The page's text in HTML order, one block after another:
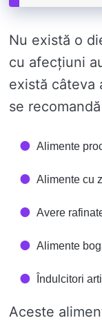
Nu există o
cu afecțiuni
există câteva
se
Alimente
Alimente cu
Avere
Alimente
Îndulcitori
Aceste